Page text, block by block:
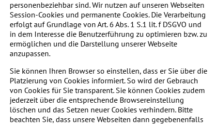
personenbeziehbar sind. Wir nutzen auf unseren Webseiten
Session-Cookies und permanente Cookies. Die Verarbeitung
erfolgt auf Grundlage von Art. 6 Abs. 1 S.1 lit. f DSGVO und
in dem Interesse die Benutzerführung zu optimieren bzw. zu
ermöglichen und die Darstellung unserer Webseite
anzupassen.
Sie können Ihren Browser so einstellen, dass er Sie über die
Platzierung von Cookies informiert. So wird der Gebrauch
von Cookies für Sie transparent. Sie können Cookies zudem
jederzeit über die entsprechende Browsereinstellung
löschen und das Setzen neuer Cookies verhindern. Bitte
beachten Sie, dass unsere Webseiten dann gegebenenfalls